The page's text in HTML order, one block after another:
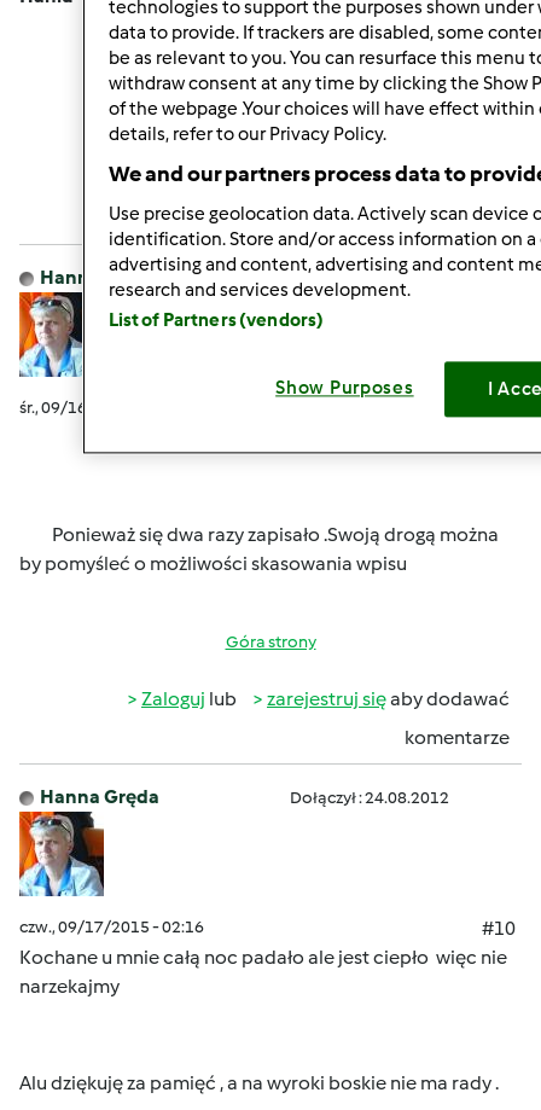
Góra strony
Zalogujlub zarejestruj sięaby dodawać
komentarze
Hanna Gręda Dołączył : 24.08.2012
śr., 09/16/2015 - 04:24
Ponieważ się dwa razy zapisało .Swoją drogą można
by pomyśleć o możliwości skasowania wpisu
Góra strony
Zaloguj lub zarejestruj sięaby dodawać
komentarze
Hanna Gręda Dołączył : 24.08.2012
czw., 09/17/2015 - 02:16
#10
Kochane u mnie całą noc padało ale jest ciepło więc nie
narzekajmy
Alu dziękuję za pamięć , a na wyroki boskie nie ma rady .
technologies to support the purposes shown under
data to provide. If trackers are disabled, some
be as relevant to you. You can resurface this menu
withdraw consent at any time by clicking the Show
of the webpage .Your choices will have effect within
details, refer to our Privacy Policy.
We and our partners process data to
Use precise geolocation data. Actively scan device
identification. Store and/or access information on a
advertising and content, advertising and content
research and services development.
List of Partners (vendors)
Show Purposes I